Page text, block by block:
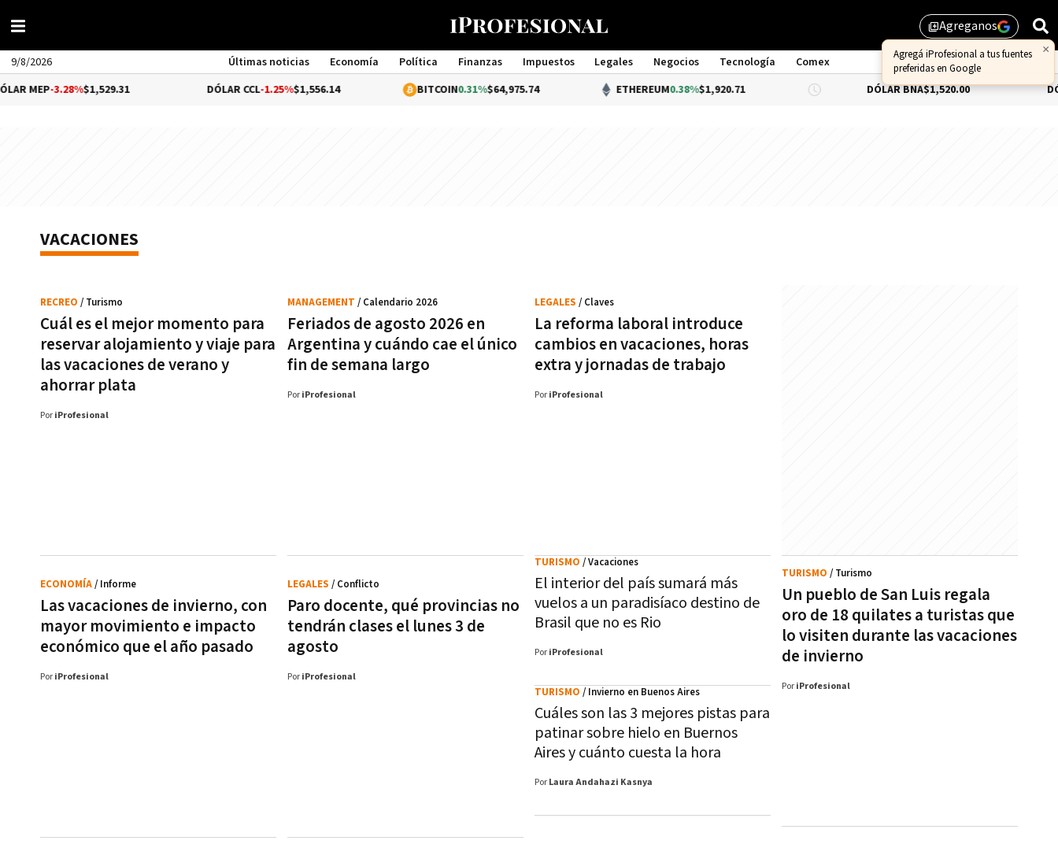
library_addAgreganos
×
Agregá iProfesional a tus fuentes
preferidas en Google
9/8/2026 Últimas noticias Economía Política Finanzas Impuestos Legales Negocios Tecnología
Comex
Management
-3.28%$1,529.31 DÓLAR CCL-1.25%$1,556.14 BITCOIN0.31%$64,975.74 ETHEREUM0.38%$1,920.71 DÓLAR BNA$1,520.00 DÓLAR
VACACIONES
Cuál es el mejor momento para
reservar alojamiento y viaje para
las vacaciones de verano y
ahorrar plata
RECREO / Turismo
Por iProfesional
Feriados de agosto 2026 en
Argentina y cuándo cae el único
fin de semana largo
MANAGEMENT / Calendario 2026
Por iProfesional
Las vacaciones de invierno, con
mayor movimiento e impacto
económico que el año pasado
ECONOMÍA/ Informe
Por iProfesional
Paro docente, qué provincias no
tendrán clases el lunes 3 de
agosto
LEGALES / Conflicto
Por iProfesional
La reforma laboral introduce
cambios en vacaciones, horas
extra y jornadas de trabajo
LEGALES / Claves
Por iProfesional
El interior del país sumará más
vuelos a un paradisíaco destino de
Brasil que no es Rio
TURISMO / Vacaciones
Por iProfesional
Cuáles son las 3 mejores pistas para
patinar sobre hielo en Buernos
Aires y cuánto cuesta la hora
TURISMO / Invierno en Buenos Aires
Por Laura Andahazi Kasnya
Un pueblo de San Luis regala
oro de 18 quilates a turistas que
lo visiten durante las vacaciones
de invierno
TURISMO / Turismo
Por iProfesional